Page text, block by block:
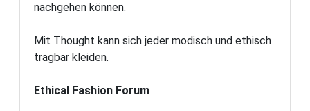
nachgehen können.
Mit Thought kann sich jeder modisch und ethisch
tragbar kleiden.
Ethical Fashion Forum